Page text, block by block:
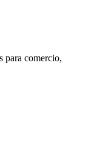
para comercio,